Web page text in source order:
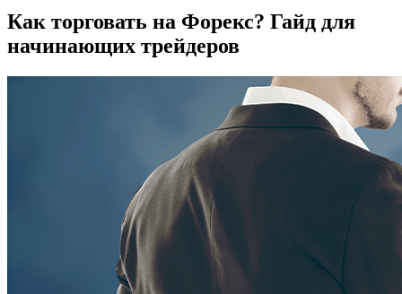
Как торговать на Форекс? Гайд для
начинающих трейдеров